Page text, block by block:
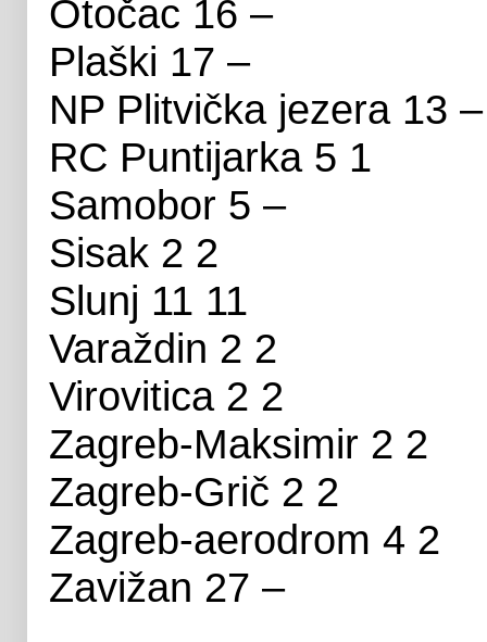
Otočac 16 –
Plaški 17 –
NP Plitvička jezera 13 –
RC Puntijarka 5 1
Samobor 5 –
Sisak 2 2
Slunj 11 11
Varaždin 2 2
Virovitica 2 2
Zagreb-Maksimir 2 2
Zagreb-Grič 2 2
Zagreb-aerodrom 4 2
Zavižan 27 –